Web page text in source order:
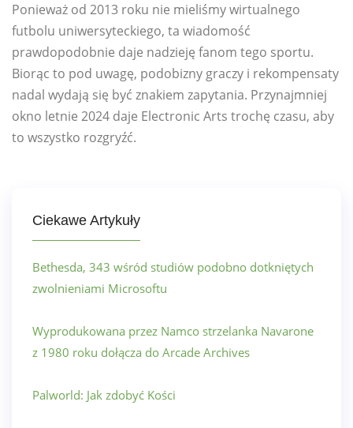
Ponieważ od 2013 roku nie mieliśmy wirtualnego
futbolu uniwersyteckiego, ta wiadomość
prawdopodobnie daje nadzieję fanom tego sportu.
Biorąc to pod uwagę, podobizny graczy i rekompensaty
nadal wydają się być znakiem zapytania. Przynajmniej
okno letnie 2024 daje Electronic Arts trochę czasu, aby
to wszystko rozgryźć.
Ciekawe Artykuły
Bethesda, 343 wśród studiów podobno dotkniętych
zwolnieniami Microsoftu
Wyprodukowana przez Namco strzelanka Navarone
z 1980 roku dołącza do Arcade Archives
Palworld: Jak zdobyć Kości